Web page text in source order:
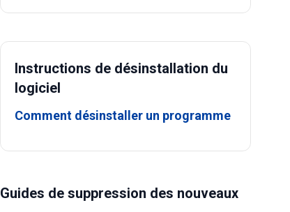
Instructions de désinstallation du
logiciel
Comment désinstaller un programme
Guides de suppression des nouveaux